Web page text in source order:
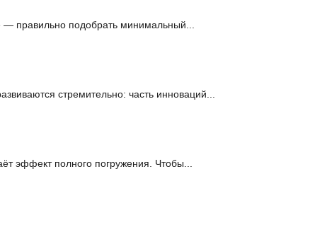
правильно подобрать минимальный...
стремительно: часть инноваций...
эффект полного погружения. Чтобы...